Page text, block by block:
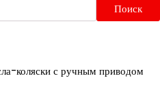
Поиск
коляски с ручным приводом